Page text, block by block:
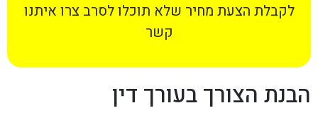
לקבלת הצעת מחיר שלא תוכלו לסרב צרו איתנו
קשר
הבנת הצורך בעורך דין